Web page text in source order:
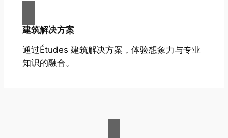
建筑解决方案
通过Études 建筑解决方案，体验想象力与专业
知识的融合。